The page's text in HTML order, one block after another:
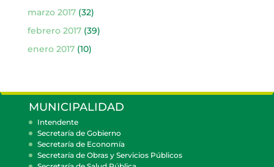
marzo 2017(32)
febrero 2017(39)
enero 2017(10)
MUNICIPALIDAD
Intendente
Secretaría de Gobierno
Secretaría de Economía
Secretaría de Obras y Servicios Públicos